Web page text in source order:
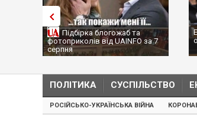
Підбірка блогожаб та
фотоприколів від UAINFO за 7
серпня
ПОЛІТИКА СУСПІЛЬСТВО
РОСІЙСЬКО-УКРАЇНСЬКА ВІЙНА